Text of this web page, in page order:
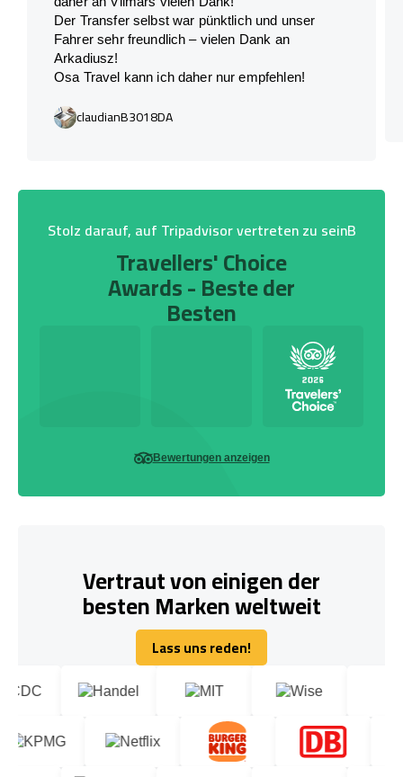
Der Transfer selbst war pünktlich und unser
Fahrer sehr freundlich – vielen Dank an
Arkadiusz!
Osa Travel kann ich daher nur empfehlen!
claudianB3018DA
Stolz darauf, auf Tripadvisor vertreten zu seinB
Travellers' Choice
Awards - Beste der
Besten
Bewertungen anzeigen
Vertraut von einigen der
besten Marken weltweit
Lass uns reden!
Lass uns reden!